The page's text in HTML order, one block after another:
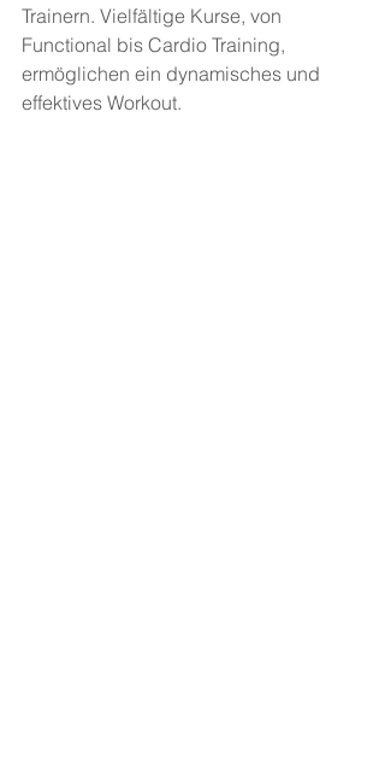
Trainern. Vielfältige Kurse, von
Functional bis Cardio Training,
ermöglichen ein dynamisches und
effektives Workout.